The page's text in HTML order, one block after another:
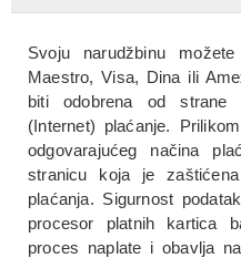
Svoju narudžbinu
Maestro, Visa, Dina ili
biti odobrena od strane
(Internet) plaćanje.
odgovarajućeg načina
stranicu koja je
plaćanja. Sigurnost
procesor platnih kartica
proces naplate i obavlja